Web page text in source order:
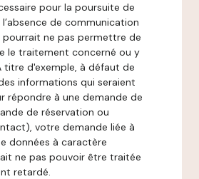
pour la poursuite de
de communication
pourrait ne pas permettre de
le traitement concerné ou y
titre d'exemple, à défaut de
informations qui seraient
répondre à une demande de
de réservation ou
votre demande liée à
données à caractère
ne pas pouvoir être traitée
retardé.